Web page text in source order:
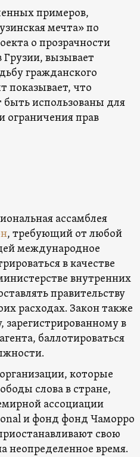
примеров,
мечта» по
о прозрачности
Грузии, вызывает
гражданского
показывает, что
использованы для
ограничения прав
ассамблея
, требующий от любой
международное
в качестве
внутренних
правительству
расходах. Закон также
в
баллотироваться
которые
слова в стране,
ассоциации
и фонд фонд Чаморро
свою
неопределенное время.